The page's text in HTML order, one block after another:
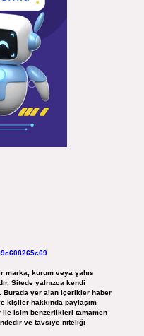
marka, kurum veya şahıs
Sitede yalnızca kendi
Burada yer alan içerikler haber
kişiler hakkında paylaşım
ile isim benzerlikleri tamamen
ve tavsiye niteliği